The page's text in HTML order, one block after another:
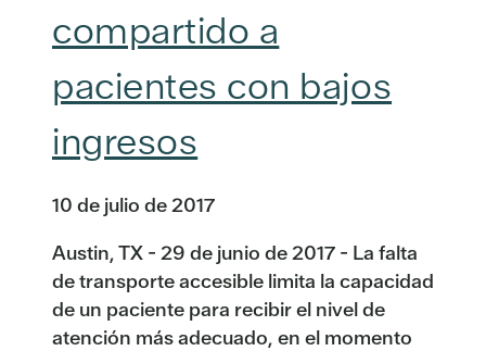
compartido a
pacientes con bajos
ingresos
10 de julio de 2017
Austin, TX - 29 de junio de 2017 - La falta
de transporte accesible limita la capacidad
de un paciente para recibir el nivel de
atención más adecuado, en el momento